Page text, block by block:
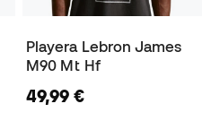
Playera Lebron James
M90 Mt Hf
49,99 €